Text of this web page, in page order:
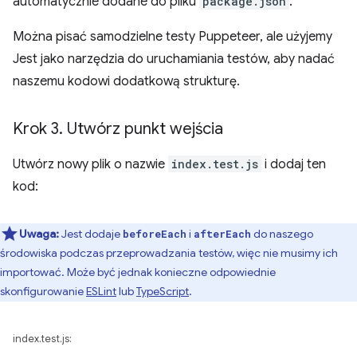
Można pisać samodzielne testy Puppeteer, ale użyjemy
Jest jako narzędzia do uruchamiania testów, aby nadać
naszemu kodowi dodatkową strukturę.
Krok 3. Utwórz punkt wejścia
Utwórz nowy plik o nazwie index.test.js i dodaj ten
kod:
Uwaga:Jest dodaje beforeEach i afterEach do naszego
środowiska podczas przeprowadzania testów, więc nie musimy ich
importować. Może być jednak konieczne odpowiednie
skonfigurowanieESLintlubTypeScript.
index.test.js: